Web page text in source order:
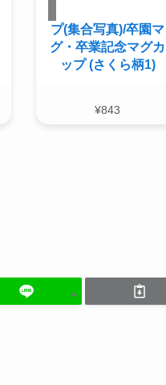
プ(集合写真)/卒園マ
グ・卒業記念マグカ
ップ (さくら柄1)
¥843